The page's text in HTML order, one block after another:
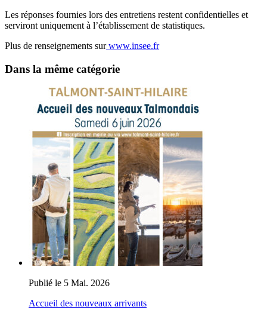
Les réponses fournies lors des entretiens restent confidentielles et
serviront uniquement à l’établissement de statistiques.
Plus de renseignements surwww.insee.fr
Dans la même catégorie
Publié le 5 Mai. 2026
Accueil des nouveaux arrivants